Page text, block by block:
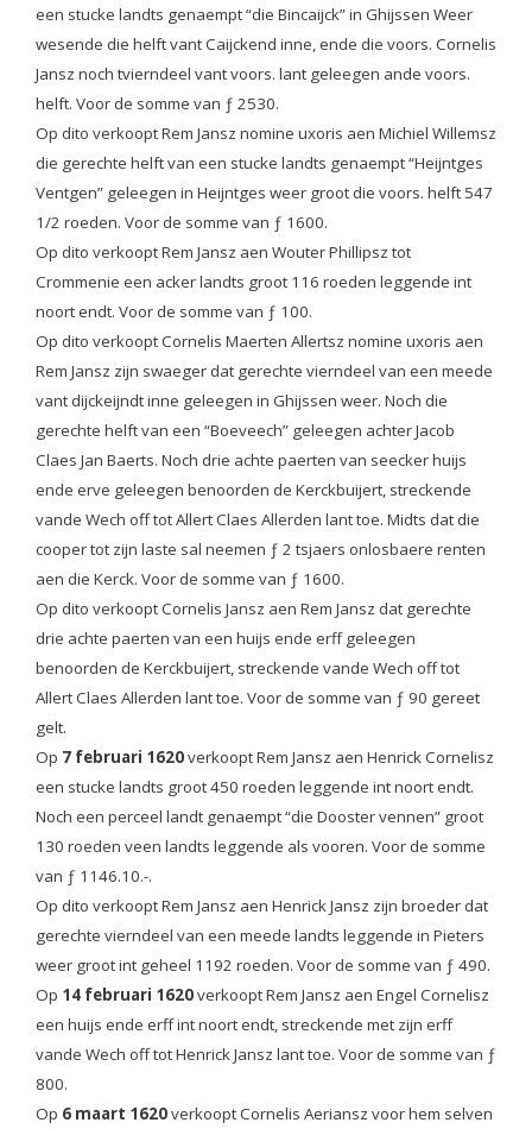
een stucke landts genaempt “die Bincaijck” in Ghijssen Weer
wesende die helft vant Caijckend inne, ende die voors. Cornelis
Jansz noch tvierndeel vant voors. lant geleegen ande voors.
helft. Voor de somme van ƒ 2530.
Op dito verkoopt Rem Jansz nomine uxoris aen Michiel Willemsz
die gerechte helft van een stucke landts genaempt “Heijntges
Ventgen” geleegen in Heijntges weer groot die voors. helft 547
1/2 roeden. Voor de somme van ƒ 1600.
Op dito verkoopt Rem Jansz aen Wouter Phillipsz tot
Crommenie een acker landts groot 116 roeden leggende int
noort endt. Voor de somme van ƒ 100.
Op dito verkoopt Cornelis Maerten Allertsz nomine uxoris aen
Rem Jansz zijn swaeger dat gerechte vierndeel van een meede
vant dijckeijndt inne geleegen in Ghijssen weer. Noch die
gerechte helft van een “Boeveech” geleegen achter Jacob
Claes Jan Baerts. Noch drie achte paerten van seecker huijs
ende erve geleegen benoorden de Kerckbuijert, streckende
vande Wech off tot Allert Claes Allerden lant toe. Midts dat die
cooper tot zijn laste sal neemen ƒ 2 tsjaers onlosbaere renten
aen die Kerck. Voor de somme van ƒ 1600.
Op dito verkoopt Cornelis Jansz aen Rem Jansz dat gerechte
drie achte paerten van een huijs ende erff geleegen
benoorden de Kerckbuijert, streckende vande Wech off tot
Allert Claes Allerden lant toe. Voor de somme van ƒ 90 gereet
gelt.
Op 7 februari 1620verkoopt Rem Jansz aen Henrick Cornelisz
een stucke landts groot 450 roeden leggende int noort endt.
Noch een perceel landt genaempt “die Dooster vennen” groot
130 roeden veen landts leggende als vooren. Voor de somme
van ƒ 1146.10.-.
Op dito verkoopt Rem Jansz aen Henrick Jansz zijn broeder dat
gerechte vierndeel van een meede landts leggende in Pieters
weer groot int geheel 1192 roeden. Voor de somme van ƒ 490.
Op 14 februari 1620verkoopt Rem Jansz aen Engel Cornelisz
een huijs ende erff int noort endt, streckende met zijn erff
vande Wech off tot Henrick Jansz lant toe. Voor de somme van ƒ
800.
Op 6 maart 1620verkoopt Cornelis Aeriansz voor hem selven